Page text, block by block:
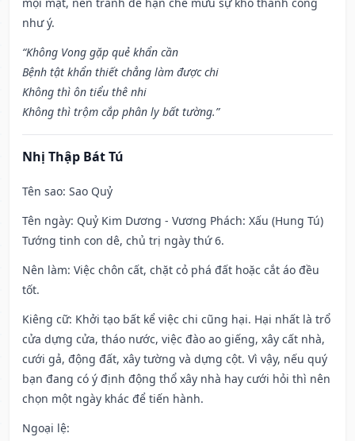
như ý.
“Không Vong gặp quẻ khẩn cần
Bệnh tật khẩn thiết chẳng làm được chi
Không thì ôn tiểu thê nhi
Không thì trộm cắp phân ly bất tường.”
Nhị Thập Bát Tú
Tên sao: Sao Quỷ
Tên ngày: Quỷ Kim Dương - Vương Phách: Xấu (Hung Tú)
Tướng tinh con dê, chủ trị ngày thứ 6.
Nên làm: Việc chôn cất, chặt cỏ phá đất hoặc cắt áo đều
tốt.
Kiêng cữ: Khởi tạo bất kể việc chi cũng hại. Hại nhất là trổ
cửa dựng cửa, tháo nước, việc đào ao giếng, xây cất nhà,
cưới gả, động đất, xây tường và dựng cột. Vì vậy, nếu quý
bạn đang có ý định động thổ xây nhà hay cưới hỏi thì nên
chọn một ngày khác để tiến hành.
Ngoại lệ: